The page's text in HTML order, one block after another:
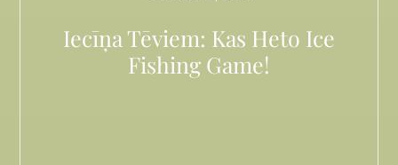
Iecīņa Tēviem: Kas Heto Ice
Fishing Game!